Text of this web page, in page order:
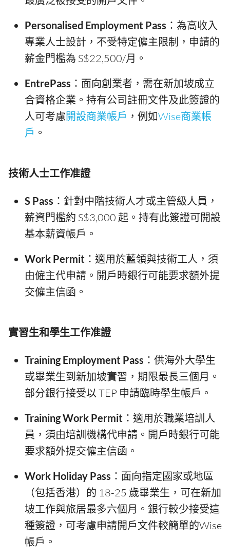
Personalised Employment Pass ：為高收入
專業人士設計，不受特定僱主限制，申請的
薪金門檻為 S$22,500/月。
EntrePass ：面向創業者，需在新加坡成立
合資格企業。持有公司註冊文件及此簽證的
人可考慮開設商業帳戶 ，例如Wise商業帳
戶 。
技術人士工作准證
S Pass ：針對中階技術人才或主管級人員，
薪資門檻約 S$3,000 起。持有此簽證可開設
基本薪資帳戶。
Work Permit ：適用於藍領與技術工人，須
由僱主代申請。開戶時銀行可能要求額外提
交僱主信函。
實習生和學生工作准證
Training Employment Pass ：供海外大學生
或畢業生到新加坡實習，期限最長三個月。
部分銀行接受以 TEP 申請臨時學生帳戶。
Training Work Permit ：適用於職業培訓人
員，須由培訓機構代申請。開戶時銀行可能
要求額外提交僱主信函。
Work Holiday Pass ：面向指定國家或地區
（包括香港）的 18-25 歲畢業生，可在新加
坡工作與旅居最多六個月。銀行較少接受這
種簽證，可考慮申請開戶文件較簡單的Wise
帳戶。